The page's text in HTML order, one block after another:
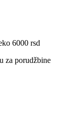
6000 rsd
za porudžbine